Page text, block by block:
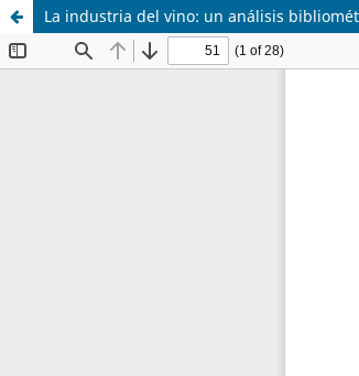
La industria del vino: un análisis